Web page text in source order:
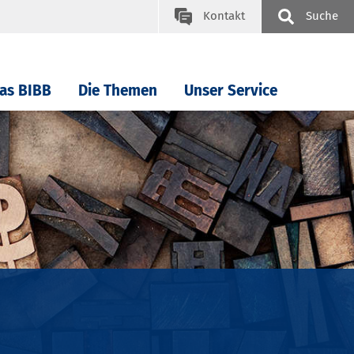
Kontakt Suche
BIBB Die Themen Unser Service